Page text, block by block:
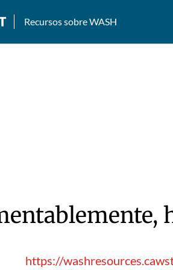
Recursos sobre WASH
https://